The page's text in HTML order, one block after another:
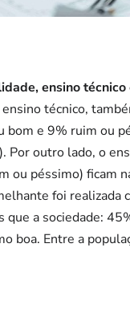
ensino
técnico,
bom e 9% ruim ou
Por outro lado, o
ou péssimo) ficam
foi realizada
a sociedade:
boa. Entre a